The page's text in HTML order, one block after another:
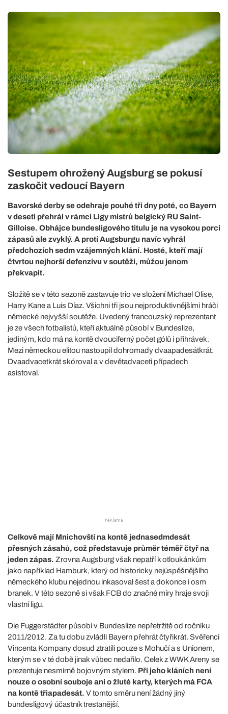
Sestupem ohrožený Augsburg se pokusí
zaskočit vedoucí Bayern
Bavorské derby se odehraje pouhé tři dny poté, co Bayern
v deseti přehrál v rámci Ligy mistrů belgický RU Saint-
Gilloise. Obhájce bundesligového titulu je na vysokou porci
zápasů ale zvyklý. A proti Augsburgu navíc vyhrál
předchozích sedm vzájemných klání. Hosté, kteří mají
čtvrtou nejhorší defenzivu v soutěži, můžou jenom
překvapit.
Složitě se v této sezoně zastavuje trio ve složení Michael Olise,
Harry Kane a Luis Díaz. Všichni tři jsou nejproduktivnějšími hráči
německé nejvyšší soutěže. Uvedený francouzský reprezentant
je ze všech fotbalistů, kteří aktuálně působí v Bundeslize,
jediným, kdo má na kontě dvouciferný počet gólů i přihrávek.
Mezi německou elitou nastoupil dohromady dvaapadesátkrát.
Dvaadvacetkrát skóroval a v devětadvaceti případech
asistoval.
Celkově mají Mnichovští na kontě jednasedmdesát
přesných zásahů, což představuje průměr téměř čtyř na
jeden zápas. Zrovna Augsburg však nepatří k otloukánkům
jako například Hamburk, který od historicky nejúspěšnějšího
německého klubu nejednou inkasoval šest a dokonce i osm
branek. V této sezoně si však FCB do značné míry hraje svoji
vlastní ligu.
Die Fuggerstädter působí v Bundeslize nepřetržitě od ročníku
2011/2012. Za tu dobu zvládli Bayern přehrát čtyřikrát. Svěřenci
Vincenta Kompany dosud ztratili pouze s Mohučí a s Unionem,
kterým se v té době jinak vůbec nedařilo. Celek z WWK Areny se
prezentuje nesmírně bojovným stylem. Při jeho kláních není
nouze o osobní souboje ani o žluté karty, kterých má FCA
na kontě třiapadesát. V tomto směru není žádný jiný
bundesligový účastník trestanější.